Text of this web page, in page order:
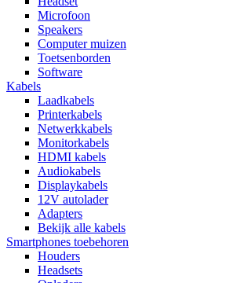
Microfoon
Speakers
Computer muizen
Toetsenborden
Software
Kabels
Laadkabels
Printerkabels
Netwerkkabels
Monitorkabels
HDMI kabels
Audiokabels
Displaykabels
12V autolader
Adapters
Bekijk alle kabels
Smartphones toebehoren
Houders
Headsets